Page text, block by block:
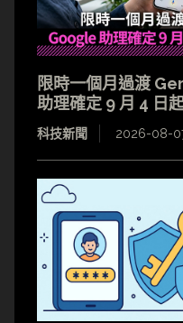
限時一個月過渡
助理確定 9 月 4 日起
科技新聞 2026-08-